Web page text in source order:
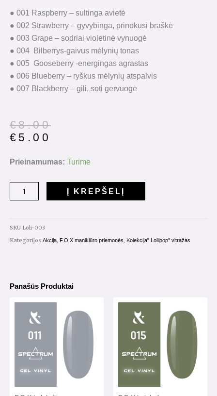
● 001 Raspberry – sultinga avietė
● 002 Strawberry – gyvybinga, prinokusi braškė
● 003 Grape – sodriai violetinė vynuogė
● 004 Bilberrys-gaivus mėlynių tonas
● 005 Gooseberry -energingas agrastas
● 006 Blueberry – ryškus mėlynių atspalvis
● 007 Blackberry – gili, soti gervuogė
€8.00
Original
price
€8.00.
€ 5.00
Current
price
€5.00.
Prieinamumas: Turime
produkto
lakas
Nr.003
7ml.
Į KREPŠELĮ
SKU Loli-003
Kategorijos Akcija, F.O.X manikiūro priemonės, Kolekcija" Lollipop" vitražas
Panašūs Produktai